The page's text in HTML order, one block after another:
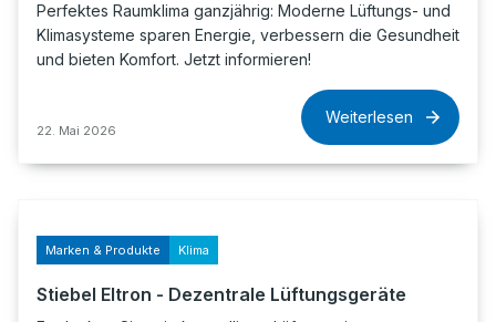
Perfektes Raumklima ganzjährig: Moderne Lüftungs- und
Klimasysteme sparen Energie, verbessern die Gesundheit
und bieten Komfort. Jetzt informieren!
22. Mai 2026
Weiterlesen
Marken & Produkte Klima
Stiebel Eltron - Dezentrale Lüftungsgeräte